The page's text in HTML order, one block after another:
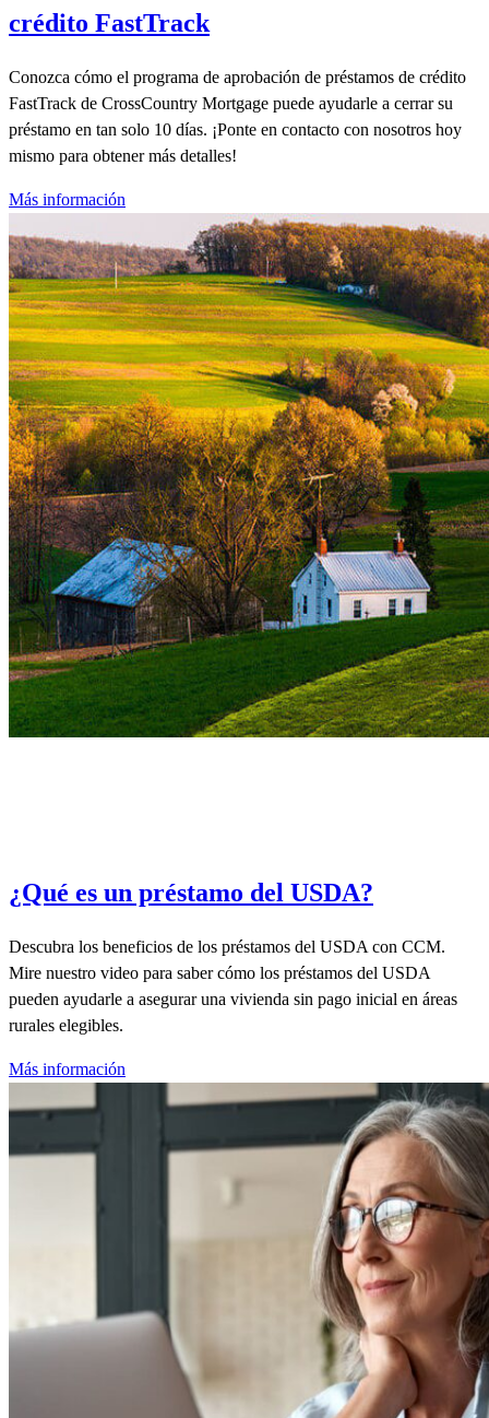
crédito FastTrack
Conozca cómo el programa de aprobación de préstamos de crédito
FastTrack de CrossCountry Mortgage puede ayudarle a cerrar su
préstamo en tan solo 10 días. ¡Ponte en contacto con nosotros hoy
mismo para obtener más detalles!
Más información
¿Qué es un préstamo del USDA?
Descubra los beneficios de los préstamos del USDA con CCM.
Mire nuestro video para saber cómo los préstamos del USDA
pueden ayudarle a asegurar una vivienda sin pago inicial en áreas
rurales elegibles.
Más información